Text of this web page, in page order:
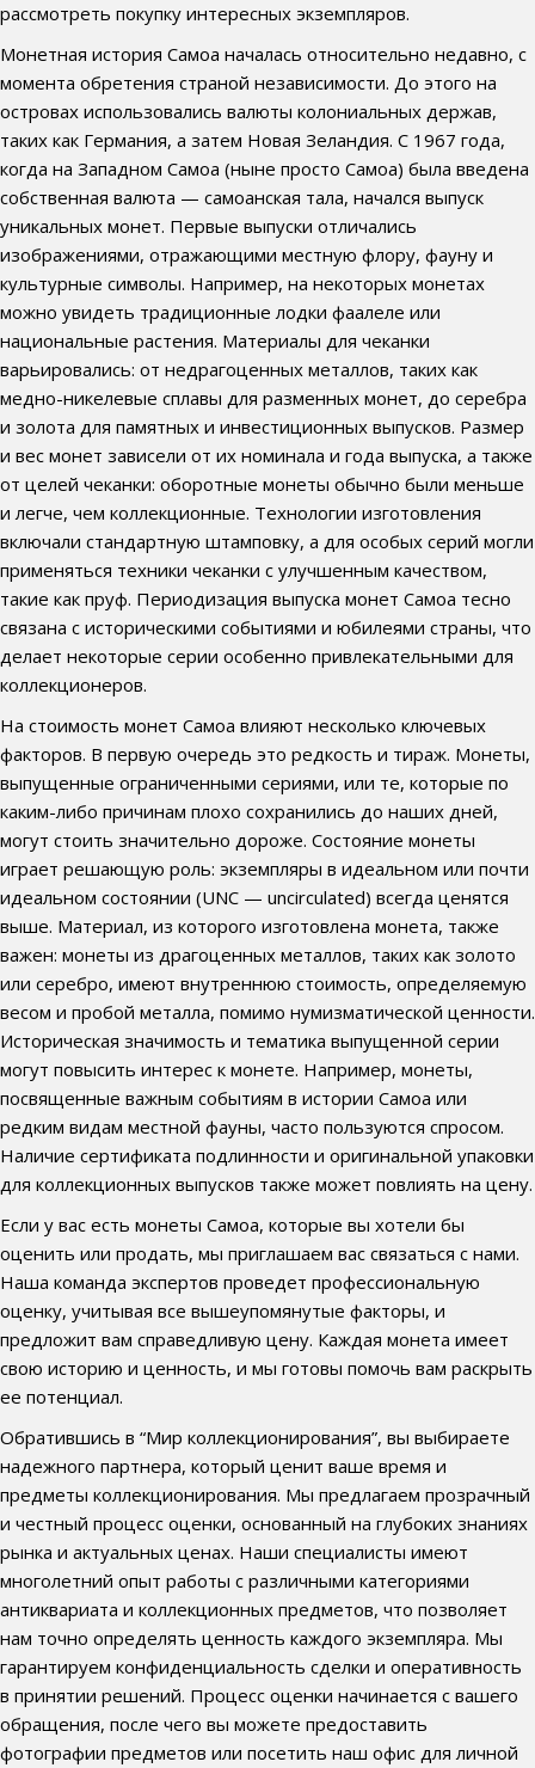
рассмотреть покупку интересных экземпляров.
Монетная история Самоа началась относительно недавно, с
момента обретения страной независимости. До этого на
островах использовались валюты колониальных держав,
таких как Германия, а затем Новая Зеландия. С 1967 года,
когда на Западном Самоа (ныне просто Самоа) была введена
собственная валюта — самоанская тала, начался выпуск
уникальных монет. Первые выпуски отличались
изображениями, отражающими местную флору, фауну и
культурные символы. Например, на некоторых монетах
можно увидеть традиционные лодки фаалеле или
национальные растения. Материалы для чеканки
варьировались: от недрагоценных металлов, таких как
медно-никелевые сплавы для разменных монет, до серебра
и золота для памятных и инвестиционных выпусков. Размер
и вес монет зависели от их номинала и года выпуска, а также
от целей чеканки: оборотные монеты обычно были меньше
и легче, чем коллекционные. Технологии изготовления
включали стандартную штамповку, а для особых серий могли
применяться техники чеканки с улучшенным качеством,
такие как пруф. Периодизация выпуска монет Самоа тесно
связана с историческими событиями и юбилеями страны, что
делает некоторые серии особенно привлекательными для
коллекционеров.
На стоимость монет Самоа влияют несколько ключевых
факторов. В первую очередь это редкость и тираж. Монеты,
выпущенные ограниченными сериями, или те, которые по
каким-либо причинам плохо сохранились до наших дней,
могут стоить значительно дороже. Состояние монеты
играет решающую роль: экземпляры в идеальном или почти
идеальном состоянии (UNC — uncirculated) всегда ценятся
выше. Материал, из которого изготовлена монета, также
важен: монеты из драгоценных металлов, таких как золото
или серебро, имеют внутреннюю стоимость, определяемую
весом и пробой металла, помимо нумизматической ценности.
Историческая значимость и тематика выпущенной серии
могут повысить интерес к монете. Например, монеты,
посвященные важным событиям в истории Самоа или
редким видам местной фауны, часто пользуются спросом.
Наличие сертификата подлинности и оригинальной упаковки
для коллекционных выпусков также может повлиять на цену.
Если у вас есть монеты Самоа, которые вы хотели бы
оценить или продать, мы приглашаем вас связаться с нами.
Наша команда экспертов проведет профессиональную
оценку, учитывая все вышеупомянутые факторы, и
предложит вам справедливую цену. Каждая монета имеет
свою историю и ценность, и мы готовы помочь вам раскрыть
ее потенциал.
Обратившись в “Мир коллекционирования”, вы выбираете
надежного партнера, который ценит ваше время и
предметы коллекционирования. Мы предлагаем прозрачный
и честный процесс оценки, основанный на глубоких знаниях
рынка и актуальных ценах. Наши специалисты имеют
многолетний опыт работы с различными категориями
антиквариата и коллекционных предметов, что позволяет
нам точно определять ценность каждого экземпляра. Мы
гарантируем конфиденциальность сделки и оперативность
в принятии решений. Процесс оценки начинается с вашего
обращения, после чего вы можете предоставить
фотографии предметов или посетить наш офис для личной